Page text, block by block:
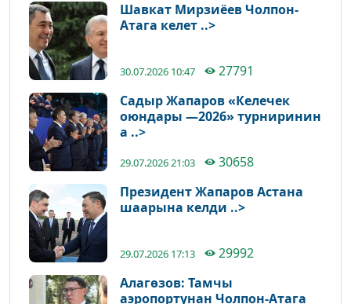
Шавкат Мирзиёев Чолпон-
Атага келет ..>
30.07.2026 10:47
27791
Садыр Жапаров «Келечек
оюндары —2026» турниринин
а ..>
29.07.2026 21:03
30658
Президент Жапаров Астана
шаарына келди ..>
29.07.2026 17:13
29992
Алагөзов: Тамчы
аэропортунан Чолпон-Атага